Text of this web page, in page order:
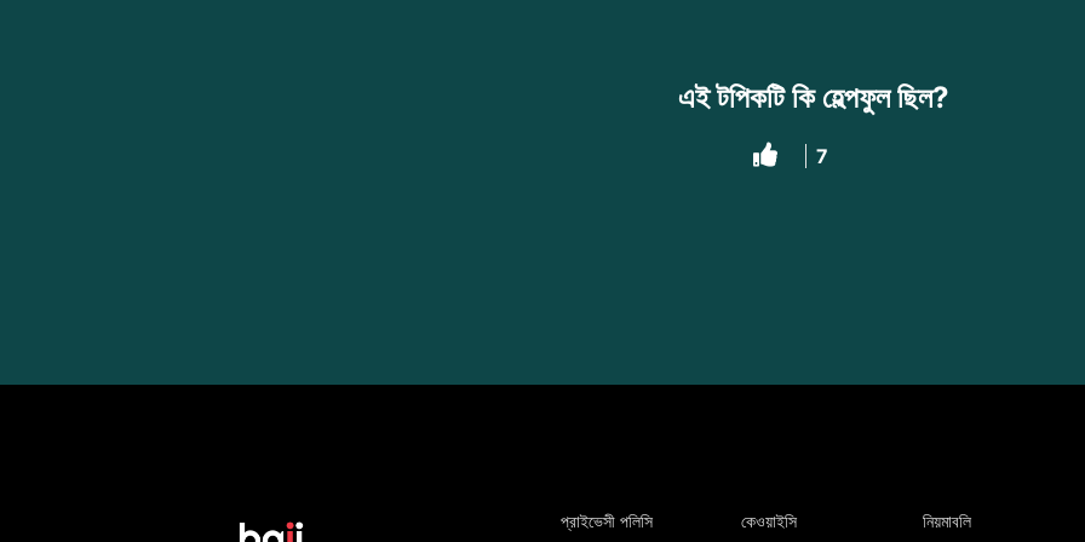
এই টপিকটি কি হেল্পফুল ছিল?
7
প্রাইভেসী পলিসি কেওয়াইসি নিয়মাবলি